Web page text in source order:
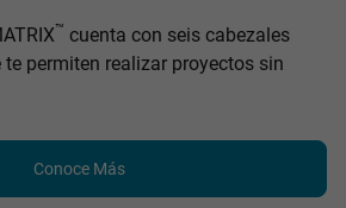
™ cuenta con seis cabezales
permiten realizar proyectos sin
Conoce Más